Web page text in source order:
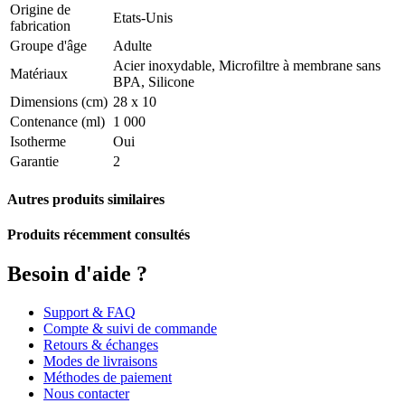
Origine de
fabrication
Etats-Unis
Groupe d'âge
Adulte
Matériaux
Acier inoxydable, Microfiltre à membrane sans
BPA, Silicone
Dimensions (cm) 28 x 10
Contenance (ml) 1 000
Isotherme
Oui
Garantie
2
Autres produits similaires
Produits récemment consultés
Besoin d'aide ?
Support & FAQ
Compte & suivi de commande
Retours & échanges
Modes de livraisons
Méthodes de paiement
Nous contacter